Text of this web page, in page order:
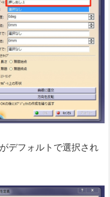
デフォルトで選択され